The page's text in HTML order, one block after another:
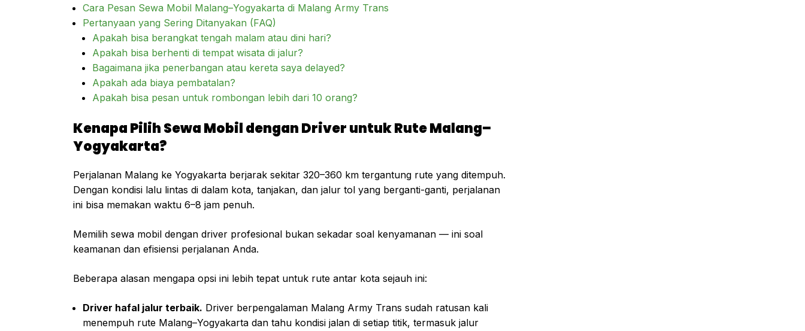
Cara Pesan Sewa Mobil Malang–Yogyakarta di Malang Army Trans
Pertanyaan yang Sering Ditanyakan (FAQ)
Apakah bisa berangkat tengah malam atau dini hari?
Apakah bisa berhenti di tempat wisata di jalur?
Bagaimana jika penerbangan atau kereta saya delayed?
Apakah ada biaya pembatalan?
Apakah bisa pesan untuk rombongan lebih dari 10 orang?
Kenapa Pilih Sewa Mobil dengan Driver untuk Rute Malang–
Yogyakarta?
Perjalanan Malang ke Yogyakarta berjarak sekitar 320–360 km tergantung rute yang ditempuh.
Dengan kondisi lalu lintas di dalam kota, tanjakan, dan jalur tol yang berganti-ganti, perjalanan
ini bisa memakan waktu 6–8 jam penuh.
Memilih sewa mobil dengan driver profesional bukan sekadar soal kenyamanan — ini soal
keamanan dan efisiensi perjalanan Anda.
Beberapa alasan mengapa opsi ini lebih tepat untuk rute antar kota sejauh ini:
Driver hafal jalur terbaik. Driver berpengalaman Malang Army Trans sudah ratusan kali
menempuh rute Malang–Yogyakarta dan tahu kondisi jalan di setiap titik, termasuk jalur